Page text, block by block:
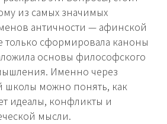
из самых значимых
античности — афинской
только сформировала каноны
основы философского
Именно через
школы можно понять, как
идеалы, конфликты и
мысли.